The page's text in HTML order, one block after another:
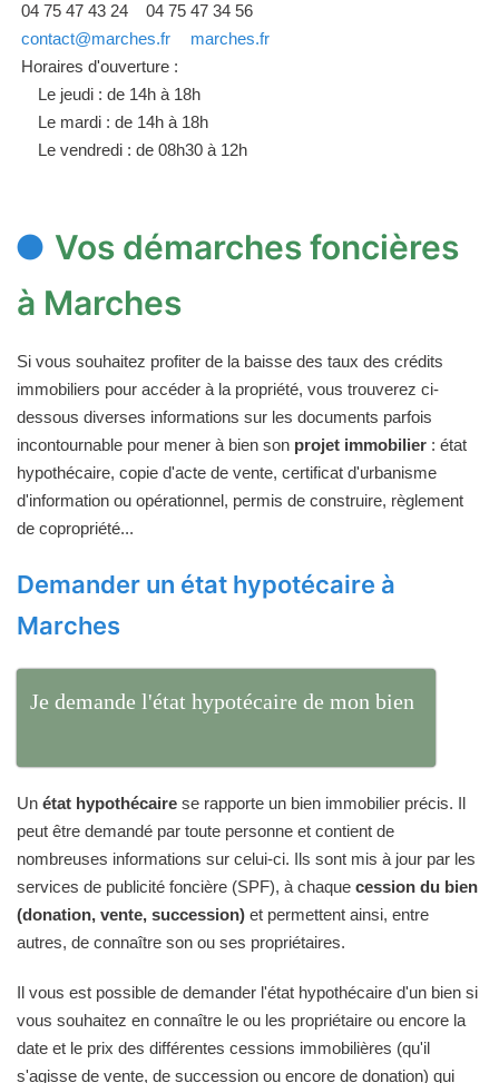
04 75 47 43 24
04 75 47 34 56
contact@marches.fr
marches.fr
Horaires d'ouverture :
Le jeudi : de 14h à 18h
Le mardi : de 14h à 18h
Le vendredi : de 08h30 à 12h
Vos démarches foncières
à Marches
Si vous souhaitez profiter de la baisse des taux des crédits
immobiliers pour accéder à la propriété, vous trouverez ci-
dessous diverses informations sur les documents parfois
incontournable pour mener à bien son projet immobilier : état
hypothécaire, copie d'acte de vente, certificat d'urbanisme
d'information ou opérationnel, permis de construire, règlement
de copropriété...
Demander un état hypotécaire à
Marches
Je demande l'état hypotécaire de mon bien
Un état hypothécaire se rapporte un bien immobilier précis. Il
peut être demandé par toute personne et contient de
nombreuses informations sur celui-ci. Ils sont mis à jour par les
services de publicité foncière (SPF), à chaque cession du bien
(donation, vente, succession) et permettent ainsi, entre
autres, de connaître son ou ses propriétaires.
Il vous est possible de demander l'état hypothécaire d'un bien si
vous souhaitez en connaître le ou les propriétaire ou encore la
date et le prix des différentes cessions immobilières (qu'il
s'agisse de vente, de succession ou encore de donation) qui